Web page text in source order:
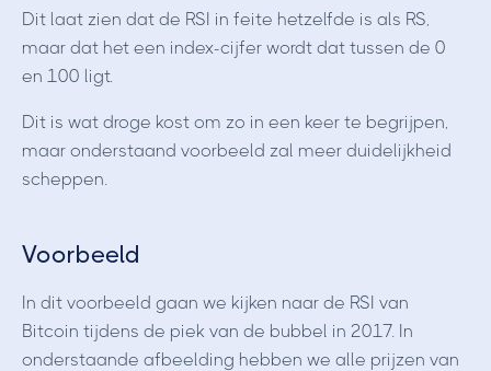
Dit laat zien dat de RSI in feite hetzelfde is als RS,
maar dat het een index-cijfer wordt dat tussen de 0
en 100 ligt.
Dit is wat droge kost om zo in een keer te begrijpen,
maar onderstaand voorbeeld zal meer duidelijkheid
scheppen.
Voorbeeld
In dit voorbeeld gaan we kijken naar de RSI van
Bitcoin tijdens de piek van de bubbel in 2017. In
onderstaande afbeelding hebben we alle prijzen van